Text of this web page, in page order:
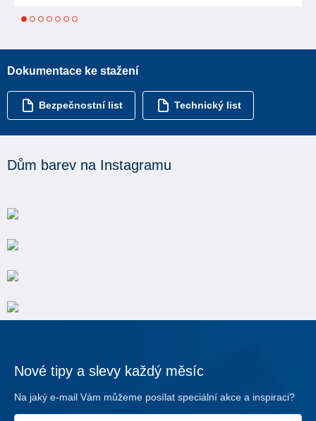
1 2 3 4 5 6
Dokumentace ke stažení
Bezpečnostní list Technický list
Dům barev na Instagramu
Nové tipy a slevy každý měsíc
Na jaký e-mail Vám můžeme posílat speciální akce a inspiraci?